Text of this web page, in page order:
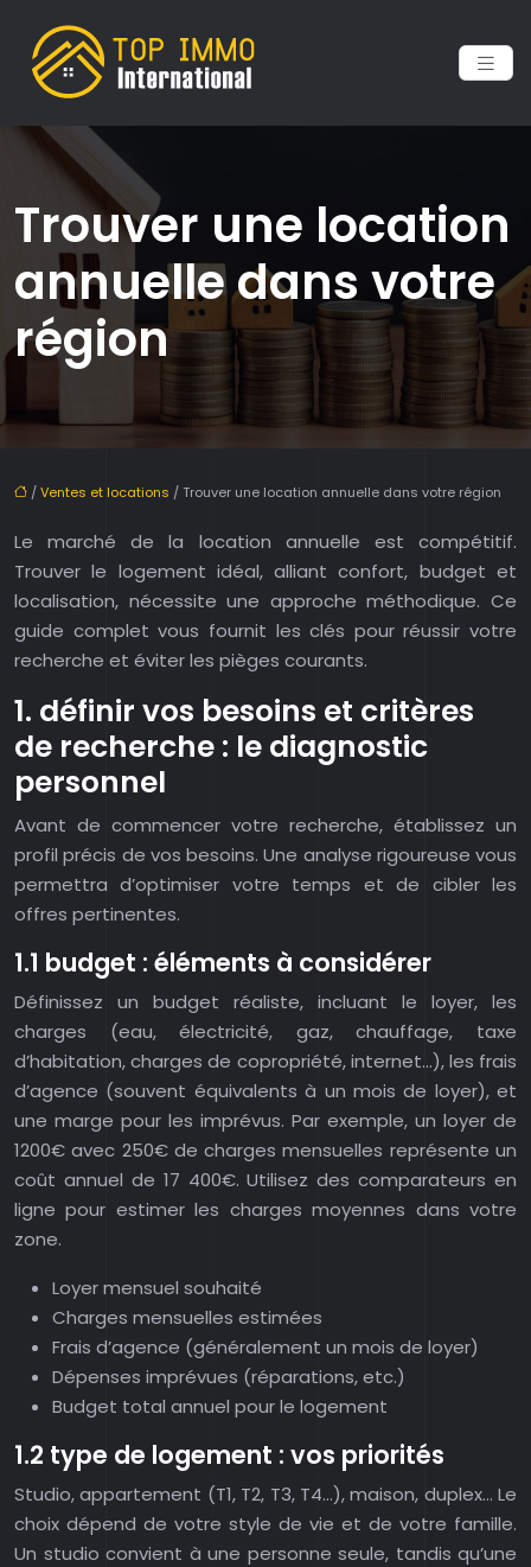
Trouver une location
annuelle dans votre
région
/Ventes et locations / Trouver une location annuelle dans votre région
Le marché de la location annuelle est compétitif.
Trouver le logement idéal, alliant confort, budget et
localisation, nécessite une approche méthodique. Ce
guide complet vous fournit les clés pour réussir votre
recherche et éviter les pièges courants.
1. définir vos besoins et critères
de recherche : le diagnostic
personnel
Avant de commencer votre recherche, établissez un
profil précis de vos besoins. Une analyse rigoureuse vous
permettra d’optimiser votre temps et de cibler les
offres pertinentes.
1.1 budget : éléments à considérer
Définissez un budget réaliste, incluant le loyer, les
charges (eau, électricité, gaz, chauffage, taxe
d’habitation, charges de copropriété, internet…), les frais
d’agence (souvent équivalents à un mois de loyer), et
une marge pour les imprévus. Par exemple, un loyer de
1200€ avec 250€ de charges mensuelles représente un
coût annuel de 17 400€. Utilisez des comparateurs en
ligne pour estimer les charges moyennes dans votre
zone.
Loyer mensuel souhaité
Charges mensuelles estimées
Frais d’agence (généralement un mois de loyer)
Dépenses imprévues (réparations, etc.)
Budget total annuel pour le logement
1.2 type de logement : vos priorités
Studio, appartement (T1, T2, T3, T4…), maison, duplex… Le
choix dépend de votre style de vie et de votre famille.
Un studio convient à une personne seule, tandis qu’une